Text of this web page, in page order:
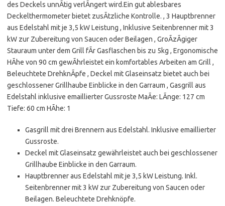
des Deckels unnÃtig verlÃngert wird.Ein gut ablesbares
Deckelthermometer bietet zusÃtzliche Kontrolle. , 3 Hauptbrenner
aus Edelstahl mit je 3,5 kW Leistung , Inklusive Seitenbrenner mit 3
kW zur Zubereitung von Saucen oder Beilagen , GroÃzÃgiger
Stauraum unter dem Grill fÃr Gasflaschen bis zu 5kg , Ergonomische
HÃhe von 90 cm gewÃhrleistet ein komfortables Arbeiten am Grill ,
Beleuchtete DrehknÃpfe , Deckel mit Glaseinsatz bietet auch bei
geschlossener Grillhaube Einblicke in den Garraum , Gasgrill aus
Edelstahl inklusive emaillierter Gussroste MaÃe: LÃnge: 127 cm
Tiefe: 60 cm HÃhe: 1
Gasgrill mit drei Brennern aus Edelstahl. Inklusive emaillierter
Gussroste.
Deckel mit Glaseinsatz gewährleistet auch bei geschlossener
Grillhaube Einblicke in den Garraum.
Hauptbrenner aus Edelstahl mit je 3,5 kW Leistung. Inkl.
Seitenbrenner mit 3 kW zur Zubereitung von Saucen oder
Beilagen. Beleuchtete Drehknöpfe.